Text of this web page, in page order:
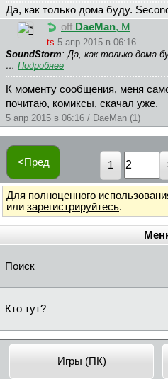
Да, как только дома буду.
off DaeMan, М
ts 5 апр 2015 в 06:16
SoundStorm: Да, как только дома
… Подробнее
К моменту сообщения, меня
почитаю, комиксы, скачал уже.
5 апр 2015 в 06:16 / DaeMan (1)
<Пред 1
Для полноценного
или зарегистрируйтесь.
Поиск
Кто тут?
Игры (ПК)